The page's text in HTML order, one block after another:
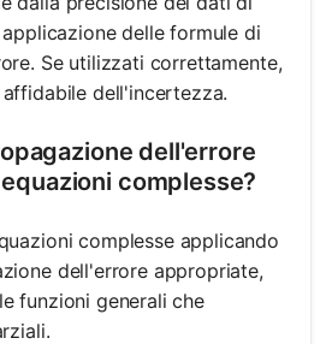
delle formule di
Se utilizzati correttamente,
dell'incertezza.
dell'errore
complesse?
complesse applicando
dell'errore appropriate,
funzioni generali che